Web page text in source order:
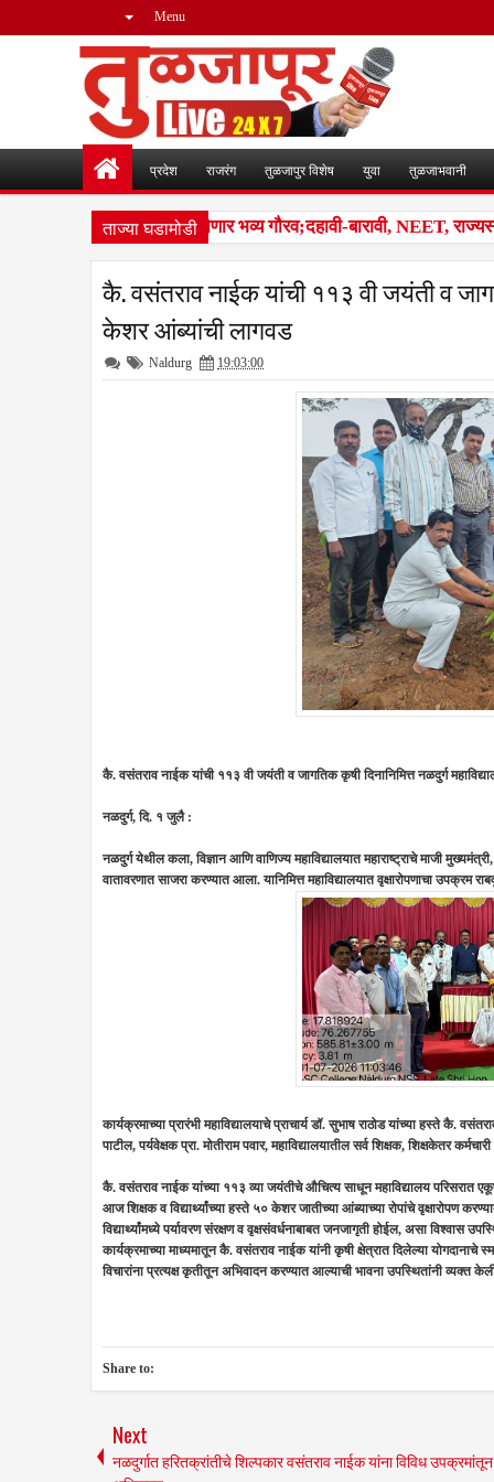
Menu
प्रदेश राजरंग तुळजापुर विशेष युवा तुळजाभवानी
ताज्या घडामोडी
समाजातील गुणवंतांचा होणार भव्य गौरव;दहावी-बारावी, NEET,
कै. वसंतराव नाईक यांची ११३ वी जयंती व
केशर आंब्यांची लागवड
Naldurg 19:03:00
कै. वसंतराव नाईक यांची ११३ वी जयंती व जागतिक कृषी दिनानिमित्त नळदुर्ग
नळदुर्ग, दि. १ जुलै :
नळदुर्ग येथील कला, विज्ञान आणि वाणिज्य महाविद्यालयात महाराष्ट्राचे माजी
वातावरणात साजरा करण्यात आला. यानिमित्त महाविद्यालयात वृक्षारोपणाचा उपक्रम
कार्यक्रमाच्या प्रारंभी महाविद्यालयाचे प्राचार्य डॉ. सुभाष राठोड यांच्या हस्ते
पाटील, पर्यवेक्षक प्रा. मोतीराम पवार, महाविद्यालयातील सर्व शिक्षक, शिक्षकेतर
कै. वसंतराव नाईक यांच्या ११३ व्या जयंतीचे औचित्य साधून महाविद्यालय परिसरात
आज शिक्षक व विद्यार्थ्यांच्या हस्ते ५० केशर जातीच्या आंब्याच्या रोपांचे वृक्षारोपण
विद्यार्थ्यांमध्ये पर्यावरण संरक्षण व वृक्षसंवर्धनाबाबत जनजागृती होईल, असा विश्वास
कार्यक्रमाच्या माध्यमातून कै. वसंतराव नाईक यांनी कृषी क्षेत्रात दिलेल्या योगदानाचे
विचारांना प्रत्यक्ष कृतीतून अभिवादन करण्यात आल्याची भावना उपस्थितांनी व्यक्त
Share to:
Next
नळदुर्गात हरितक्रांतीचे शिल्पकार वसंतराव नाईक यांना विविध उपक्रमांतून